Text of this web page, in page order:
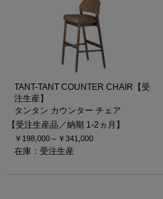
TANT-TANT COUNTER CHAIR【受
注生産】
タンタン カウンター チェア
【受注生産品／納期 1-2ヵ月】
￥198,000～ ￥341,000
在庫：受注生産